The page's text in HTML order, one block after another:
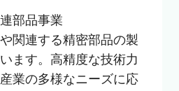
部品事業
関連する精密部品の製
ます。高精度な技術力
業の多様なニーズに応